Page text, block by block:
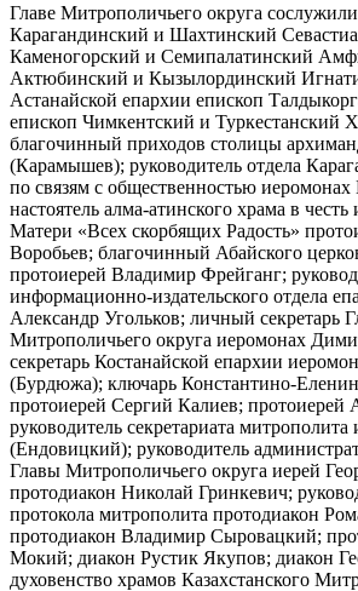
Главе Митрополичьего округа
Карагандинский и Шахтинский
Каменогорский и Семипалатинский
Актюбинский и Кызылординский
Астанайской епархии епископ
епископ Чимкентский и Туркестанский
благочинный приходов столицы
(Карамышев); руководитель отдела
по связям с общественностью
настоятель алма-атинского храма в
Матери «Всех скорбящих Радость»
Воробьев; благочинный Абайского
протоиерей Владимир Фрейганг;
информационно-издательского отдела
Александр Угольков; личный секретарь
Митрополичьего округа иеромонах
секретарь Костанайской епархии
(Бурдюжа); ключарь Константино-
протоиерей Сергий Калиев; протоиерей
руководитель секретариата
(Ендовицкий); руководитель
Главы Митрополичьего округа иерей
протодиакон Николай Гринкевич;
протокола митрополита протодиакон
протодиакон Владимир Сыровацкий;
Мокий; диакон Рустик Якупов; диакон
духовенство храмов Казахстанского